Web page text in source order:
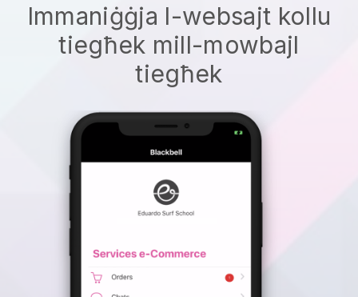
Immaniġġja l-websajt kollu
tiegħek mill-mowbajl
tiegħek